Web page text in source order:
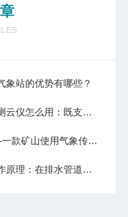
象站的优势有哪些？
持临时手持观测，也可安装于三脚架连续观测
山使用气象传感器#2022已更新
下水道、低洼路段等位置，实时监测水位变化